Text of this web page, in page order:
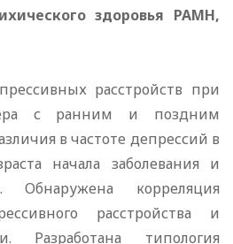
здоровья РАМН,
расстройств при
с ранним и поздним
в частоте депрессий в
начала заболевания и
Обнаружена корреляция
расстройства и
Разработана типология